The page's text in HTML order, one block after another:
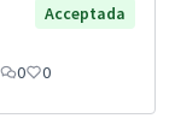
Acceptada
0 0